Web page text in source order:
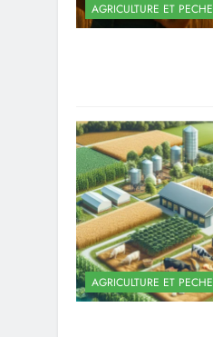
AGRICULTURE ET PECHE
AGRICULTURE ET PECHE